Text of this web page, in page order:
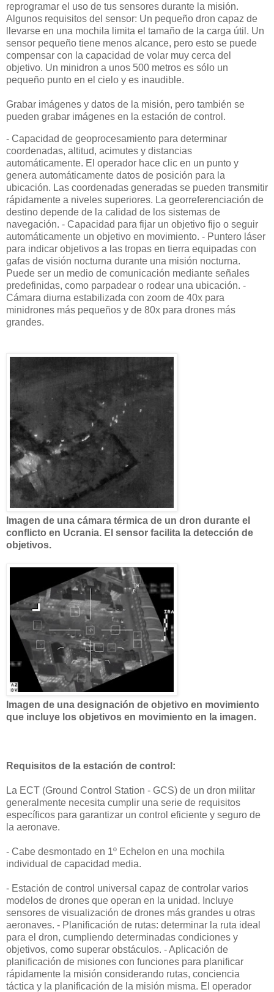
reprogramar el uso de tus sensores durante la misión.
Algunos requisitos del sensor: Un pequeño dron capaz de
llevarse en una mochila limita el tamaño de la carga útil. Un
sensor pequeño tiene menos alcance, pero esto se puede
compensar con la capacidad de volar muy cerca del
objetivo. Un minidron a unos 500 metros es sólo un
pequeño punto en el cielo y es inaudible.
Grabar imágenes y datos de la misión, pero también se
pueden grabar imágenes en la estación de control.
- Capacidad de geoprocesamiento para determinar
coordenadas, altitud, acimutes y distancias
automáticamente. El operador hace clic en un punto y
genera automáticamente datos de posición para la
ubicación. Las coordenadas generadas se pueden transmitir
rápidamente a niveles superiores. La georreferenciación de
destino depende de la calidad de los sistemas de
navegación. - Capacidad para fijar un objetivo fijo o seguir
automáticamente un objetivo en movimiento. - Puntero láser
para indicar objetivos a las tropas en tierra equipadas con
gafas de visión nocturna durante una misión nocturna.
Puede ser un medio de comunicación mediante señales
predefinidas, como parpadear o rodear una ubicación. -
Cámara diurna estabilizada con zoom de 40x para
minidrones más pequeños y de 80x para drones más
grandes.
Imagen de una cámara térmica de un dron durante el
conflicto en Ucrania. El sensor facilita la detección de
objetivos.
Imagen de una designación de objetivo en movimiento
que incluye los objetivos en movimiento en la imagen.
Requisitos de la estación de control:
La ECT (Ground Control Station - GCS) de un dron militar
generalmente necesita cumplir una serie de requisitos
específicos para garantizar un control eficiente y seguro de
la aeronave.
- Cabe desmontado en 1º Echelon en una mochila
individual de capacidad media.
- Estación de control universal capaz de controlar varios
modelos de drones que operan en la unidad. Incluye
sensores de visualización de drones más grandes u otras
aeronaves. - Planificación de rutas: determinar la ruta ideal
para el dron, cumpliendo determinadas condiciones y
objetivos, como superar obstáculos. - Aplicación de
planificación de misiones con funciones para planificar
rápidamente la misión considerando rutas, conciencia
táctica y la planificación de la misión misma. El operador